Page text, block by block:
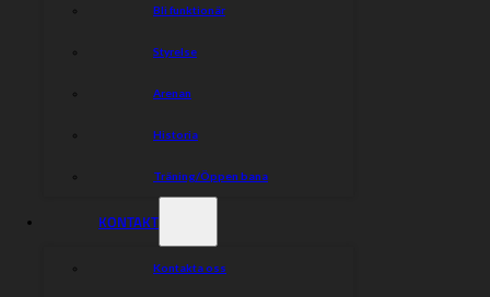
Bli funktionär
Styrelse
Arenan
Historia
Träning/Öppen bana
KONTAKT
Kontakta oss